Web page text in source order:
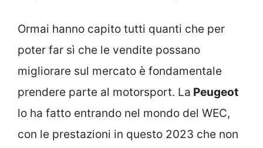
Ormai hanno capito tutti quanti che per
poter far sì che le vendite possano
migliorare sul mercato è fondamentale
prendere parte al motorsport. La Peugeot
lo ha fatto entrando nel mondo del WEC,
con le prestazioni in questo 2023 che non